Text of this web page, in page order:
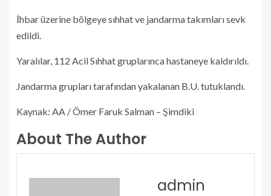
İhbar üzerine bölgeye sıhhat ve jandarma takımları sevk
edildi.
Yaralılar, 112 Acil Sıhhat gruplarınca hastaneye kaldırıldı.
Jandarma grupları tarafından yakalanan B.U. tutuklandı.
Kaynak: AA / Ömer Faruk Salman – Şimdiki
About The Author
admin